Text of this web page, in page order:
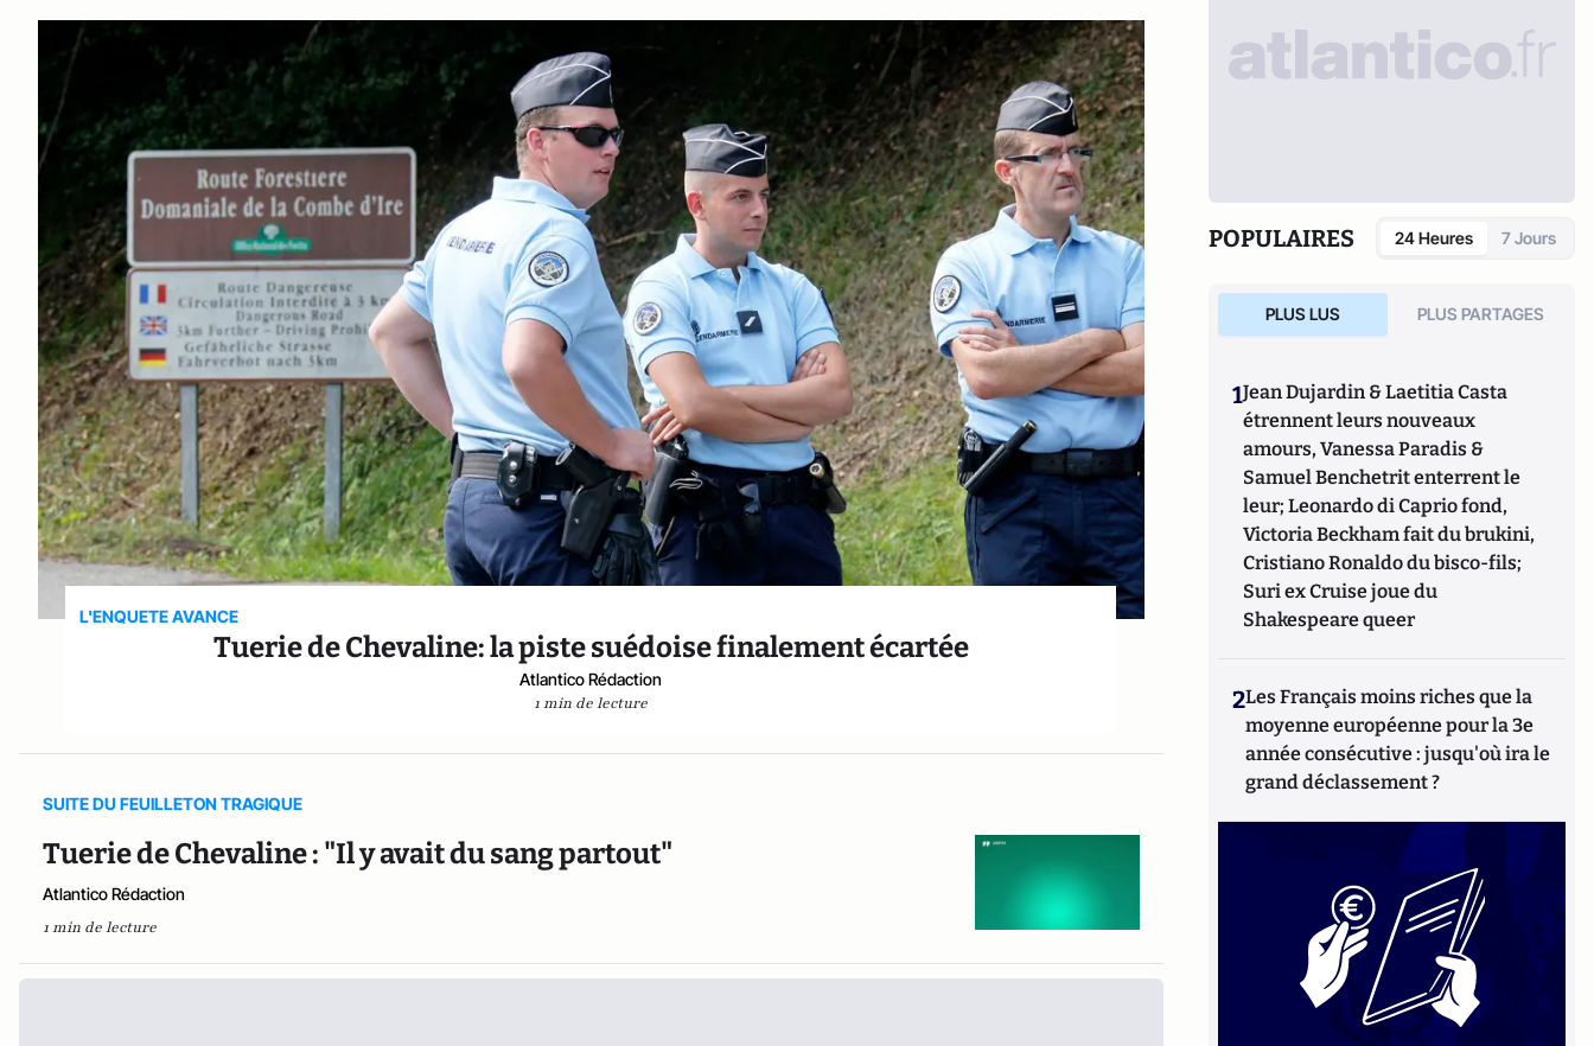
L'ENQUETE AVANCE
Tuerie de Chevaline: la piste suédoise finalement écartée
Atlantico Rédaction
1 min de lecture
SUITE DU FEUILLETON TRAGIQUE
Tuerie de Chevaline : "Il y avait du sang partout"
Atlantico Rédaction
1 min de lecture
POPULAIRES 24 Heures 7 Jours
PLUS LUS PLUS PARTAGES
1Jean Dujardin & Laetitia Casta
étrennent leurs nouveaux
amours, Vanessa Paradis &
Samuel Benchetrit enterrent le
leur; Leonardo di Caprio fond,
Victoria Beckham fait du brukini,
Cristiano Ronaldo du bisco-fils;
Suri ex Cruise joue du
Shakespeare queer
2Les Français moins riches que la
moyenne européenne pour la 3e
année consécutive : jusqu'où ira le
grand déclassement ?